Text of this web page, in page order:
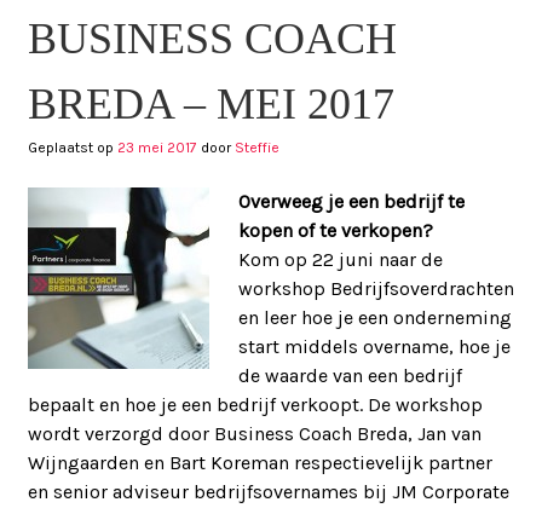
BUSINESS COACH
BREDA – MEI 2017
Geplaatst op 23 mei 2017 door Steffie
Overweeg je een bedrijf te
kopen of te verkopen?
Kom op 22 juni naar de
workshop Bedrijfsoverdrachten
en leer hoe je een onderneming
start middels overname, hoe je
de waarde van een bedrijf
bepaalt en hoe je een bedrijf verkoopt. De workshop
wordt verzorgd door Business Coach Breda, Jan van
Wijngaarden en Bart Koreman respectievelijk partner
en senior adviseur bedrijfsovernames bij JM Corporate